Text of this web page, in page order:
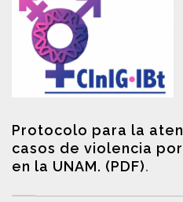
Protocolo para la
casos de violencia
en la UNAM. (PDF).